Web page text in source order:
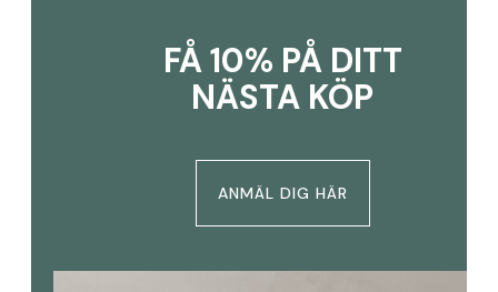
FÅ 10% PÅ DITT
NÄSTA KÖP
ANMÄL DIG HÄR